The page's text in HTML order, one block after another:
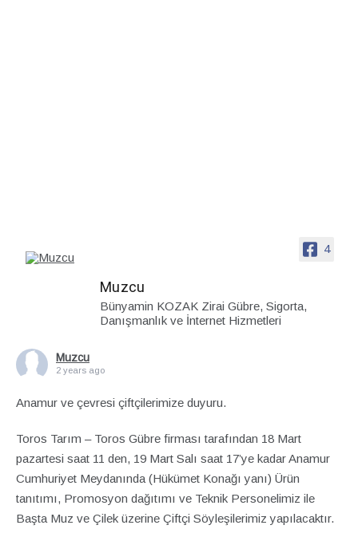
4
Muzcu
Bünyamin KOZAK Zirai Gübre, Sigorta,
Danışmanlık ve İnternet Hizmetleri
Muzcu
2 years ago
Anamur ve çevresi çiftçilerimize duyuru.
Toros Tarım – Toros Gübre firması tarafından 18 Mart
pazartesi saat 11 den, 19 Mart Salı saat 17’ye kadar Anamur
Cumhuriyet Meydanında (Hükümet Konağı yanı) Ürün
tanıtımı, Promosyon dağıtımı ve Teknik Personelimiz ile
Başta Muz ve Çilek üzerine Çiftçi Söyleşilerimiz yapılacaktır.